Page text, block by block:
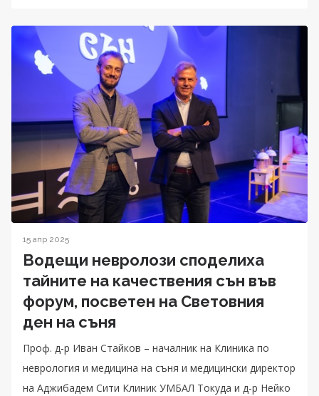
15 апр 2025
Водещи невролози споделиха
тайните на качествения сън във
форум, посветен на Световния
ден на съня
Проф. д-р Иван Стайков – началник на Клиника по
неврология и медицина на съня и медицински директор
на Аджибадем Сити Клиник УМБАЛ Токуда и д-р Нейко